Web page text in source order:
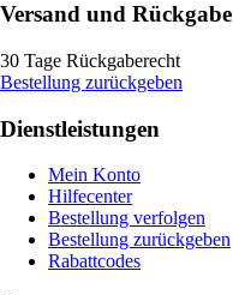
Versand und Rückgabe
30 Tage Rückgaberecht
Bestellung zurückgeben
Dienstleistungen
Mein Konto
Hilfecenter
Bestellung verfolgen
Bestellung zurückgeben
Rabattcodes